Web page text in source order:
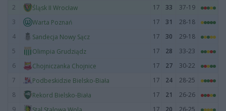
2 Śląsk II Wrocław 17 33
37-19
3
Warta Poznań 17 31
28-18
4
Sandecja Nowy Sącz 17 30
29-18
5
Olimpia Grudziądz 17 28
33-23
6
Chojniczanka Chojnice 17 27
30-22
7
Podbeskidzie Bielsko-Biała 17 24
28-25
8
Rekord Bielsko-Biała 17 21
26-26
9
17 20
26-25